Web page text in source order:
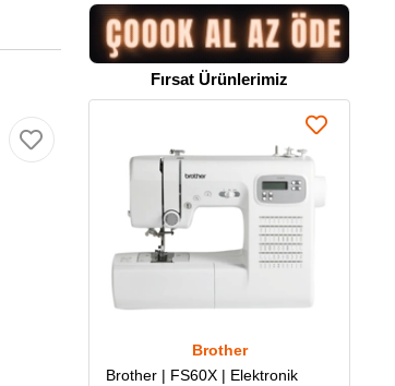
Fırsat Ürünlerimiz
Brother
Brother | FS60X | Elektronik